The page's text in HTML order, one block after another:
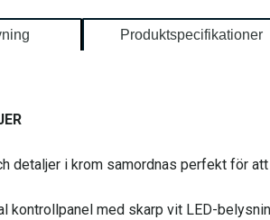
Produktspecifikationer
detaljer i krom samordnas perfekt för
kontrollpanel med skarp vit LED-